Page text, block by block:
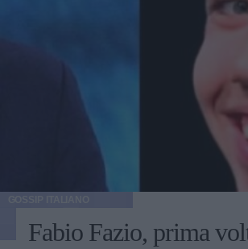
Fabio Fazio, prima